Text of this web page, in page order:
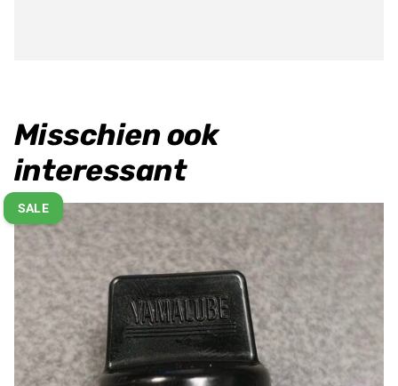
Misschien ook
interessant
SALE